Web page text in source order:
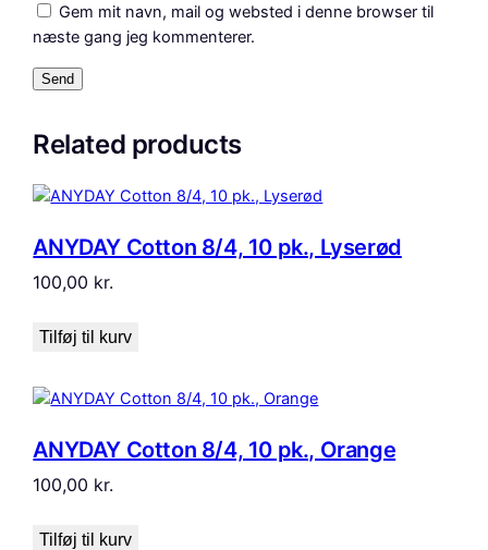
Gem mit navn, mail og websted i denne browser til
næste gang jeg kommenterer.
Related products
ANYDAY Cotton 8/4, 10 pk., Lyserød
100,00 kr.
Tilføj til kurv
ANYDAY Cotton 8/4, 10 pk., Orange
100,00 kr.
Tilføj til kurv